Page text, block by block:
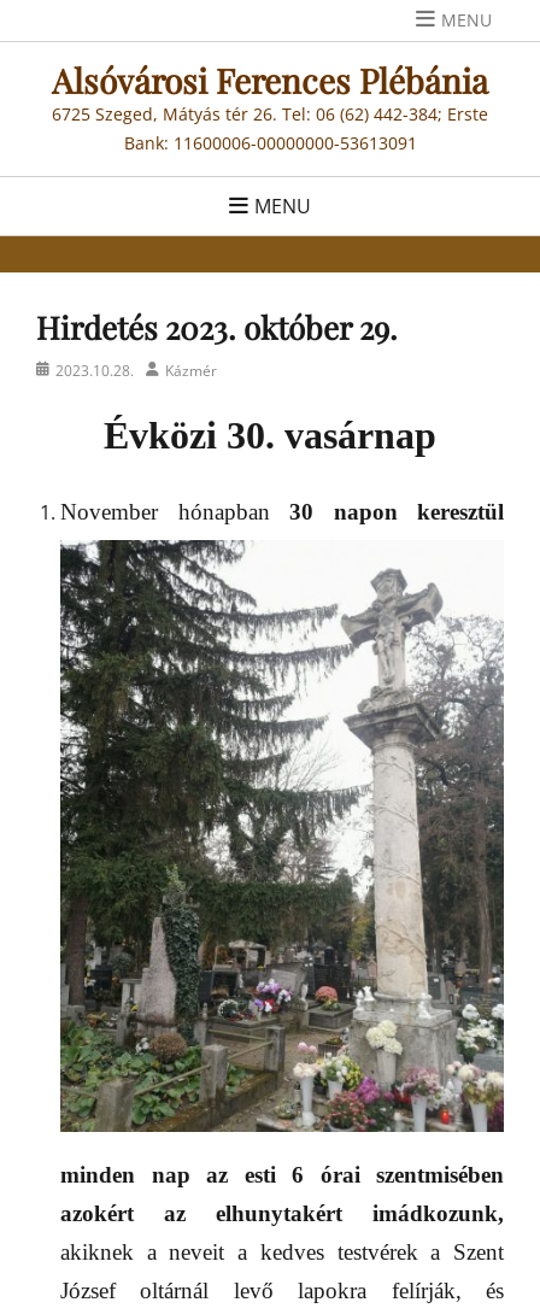
to
content
MENU
Alsóvárosi Ferences Plébánia
6725 Szeged, Mátyás tér 26. Tel: 06 (62) 442-384; Erste
Bank: 11600006-00000000-53613091
MENU
Hirdetés 2023. október 29.
Posted2023.10.28. AuthorKázmér
Évközi 30. vasárnap
November hónapban 30 napon keresztül
minden nap az esti 6 órai szentmisében
azokért az elhunytakért imádkozunk,
akiknek a neveit a kedves testvérek a Szent
József oltárnál levő lapokra felírják, és